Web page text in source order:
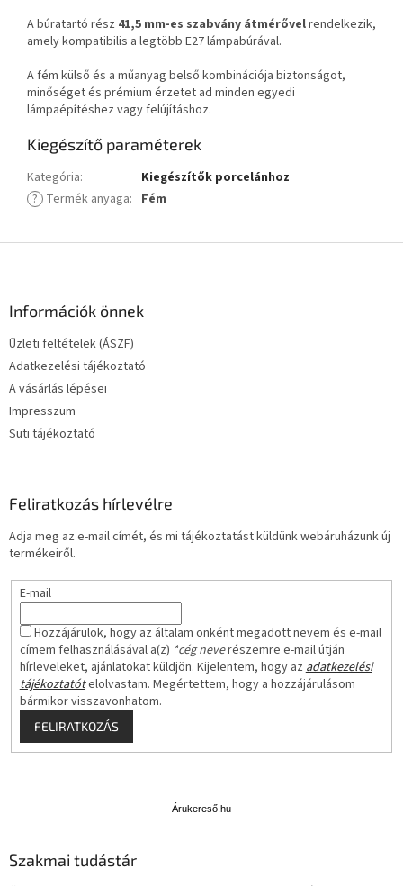
A búratartó rész 41,5 mm-es szabvány átmérővelrendelkezik,
amely kompatibilis a legtöbb E27 lámpabúrával.
A fém külső és a műanyag belső kombinációja biztonságot,
minőséget és prémium érzetet ad minden egyedi
lámpaépítéshez vagy felújításhoz.
Kiegészítő paraméterek
Kategória:
Kiegészítők porcelánhoz
? Termék anyaga: Fém
Információk önnek
Üzleti feltételek (ÁSZF)
Adatkezelési tájékoztató
A vásárlás lépései
Impresszum
Süti tájékoztató
Feliratkozás hírlevélre
Adja meg az e-mail címét, és mi tájékoztatást küldünk webáruházunk új
termékeiről.
E-mail
Hozzájárulok, hogy az általam önként megadott nevem és e-mail
címem felhasználásával a(z) *cég neverészemre e-mail útján
hírleveleket, ajánlatokat küldjön. Kijelentem, hogy az adatkezelési
tájékoztatótelolvastam. Megértettem, hogy a hozzájárulásom
bármikor visszavonhatom.
FELIRATKOZÁS
Árukereső.hu
Szakmai tudástár